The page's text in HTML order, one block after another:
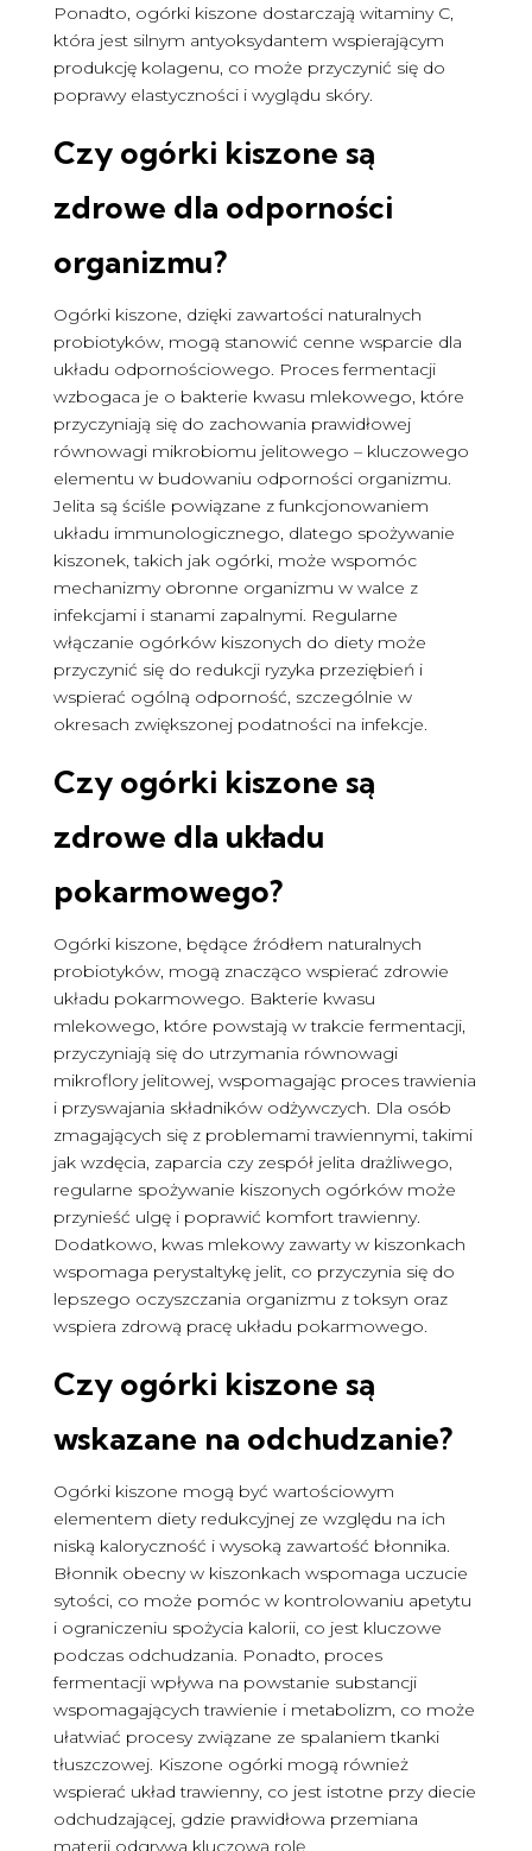
Ponadto, ogórki kiszone dostarczają witaminy C,
która jest silnym antyoksydantem wspierającym
produkcję kolagenu, co może przyczynić się do
poprawy elastyczności i wyglądu skóry.
Czy ogórki kiszone są
zdrowe dla odporności
organizmu?
Ogórki kiszone, dzięki zawartości naturalnych
probiotyków, mogą stanowić cenne wsparcie dla
układu odpornościowego. Proces fermentacji
wzbogaca je o bakterie kwasu mlekowego, które
przyczyniają się do zachowania prawidłowej
równowagi mikrobiomu jelitowego – kluczowego
elementu w budowaniu odporności organizmu.
Jelita są ściśle powiązane z funkcjonowaniem
układu immunologicznego, dlatego spożywanie
kiszonek, takich jak ogórki, może wspomóc
mechanizmy obronne organizmu w walce z
infekcjami i stanami zapalnymi. Regularne
włączanie ogórków kiszonych do diety może
przyczynić się do redukcji ryzyka przeziębień i
wspierać ogólną odporność, szczególnie w
okresach zwiększonej podatności na infekcje.
Czy ogórki kiszone są
zdrowe dla układu
pokarmowego?
Ogórki kiszone, będące źródłem naturalnych
probiotyków, mogą znacząco wspierać zdrowie
układu pokarmowego. Bakterie kwasu
mlekowego, które powstają w trakcie fermentacji,
przyczyniają się do utrzymania równowagi
mikroflory jelitowej, wspomagając proces trawienia
i przyswajania składników odżywczych. Dla osób
zmagających się z problemami trawiennymi, takimi
jak wzdęcia, zaparcia czy zespół jelita drażliwego,
regularne spożywanie kiszonych ogórków może
przynieść ulgę i poprawić komfort trawienny.
Dodatkowo, kwas mlekowy zawarty w kiszonkach
wspomaga perystaltykę jelit, co przyczynia się do
lepszego oczyszczania organizmu z toksyn oraz
wspiera zdrową pracę układu pokarmowego.
Czy ogórki kiszone są
wskazane na odchudzanie?
Ogórki kiszone mogą być wartościowym
elementem diety redukcyjnej ze względu na ich
niską kaloryczność i wysoką zawartość błonnika.
Błonnik obecny w kiszonkach wspomaga uczucie
sytości, co może pomóc w kontrolowaniu apetytu
i ograniczeniu spożycia kalorii, co jest kluczowe
podczas odchudzania. Ponadto, proces
fermentacji wpływa na powstanie substancji
wspomagających trawienie i metabolizm, co może
ułatwiać procesy związane ze spalaniem tkanki
tłuszczowej. Kiszone ogórki mogą również
wspierać układ trawienny, co jest istotne przy diecie
odchudzającej, gdzie prawidłowa przemiana
materii odgrywa kluczową rolę.